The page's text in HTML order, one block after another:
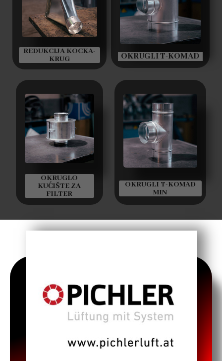
REDUKCIJA KOCKA-
KRUG
OKRUGLI T-KOMAD
OKRUGLO
KUĆIŠTE ZA
FILTER
OKRUGLI T-KOMAD
MIN